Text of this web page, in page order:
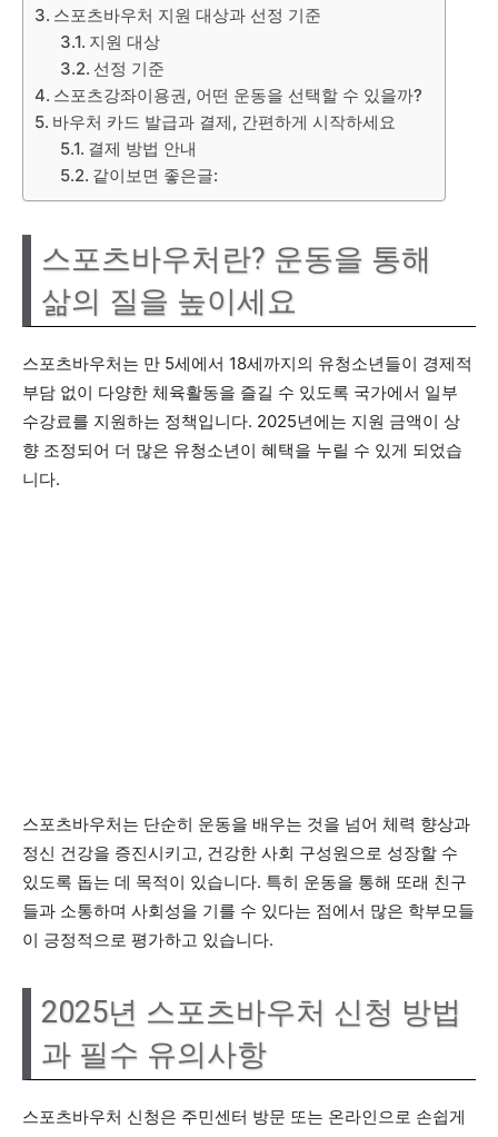
스포츠바우처 지원 대상과 선정 기준
지원 대상
선정 기준
스포츠강좌이용권, 어떤 운동을 선택할 수 있을까?
바우처 카드 발급과 결제, 간편하게 시작하세요
결제 방법 안내
같이보면 좋은글:
스포츠바우처란? 운동을 통해
삶의 질을 높이세요
스포츠바우처는 만 5세에서 18세까지의 유청소년들이 경제적
부담 없이 다양한 체육활동을 즐길 수 있도록 국가에서 일부
수강료를 지원하는 정책입니다. 2025년에는 지원 금액이 상
향 조정되어 더 많은 유청소년이 혜택을 누릴 수 있게 되었습
니다.
스포츠바우처는 단순히 운동을 배우는 것을 넘어 체력 향상과
정신 건강을 증진시키고, 건강한 사회 구성원으로 성장할 수
있도록 돕는 데 목적이 있습니다. 특히 운동을 통해 또래 친구
들과 소통하며 사회성을 기를 수 있다는 점에서 많은 학부모들
이 긍정적으로 평가하고 있습니다.
2025년 스포츠바우처 신청 방법
과 필수 유의사항
스포츠바우처 신청은 주민센터 방문 또는 온라인으로 손쉽게